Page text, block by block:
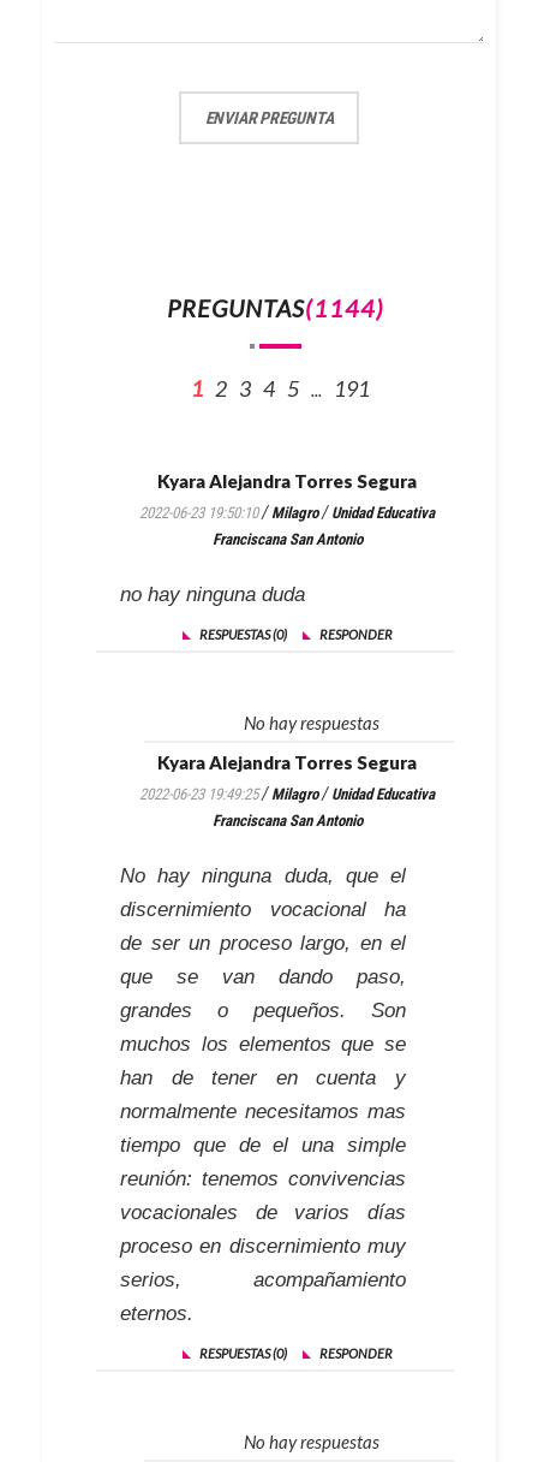
ENVIAR PREGUNTA
PREGUNTAS(1144)
1 2 3 4 5 ... 191
Kyara Alejandra Torres Segura
2022-06-23 19:50:10/Milagro/ Unidad Educativa
Franciscana San Antonio
no hay ninguna duda
RESPUESTAS (0) RESPONDER
No hay respuestas
Kyara Alejandra Torres Segura
2022-06-23 19:49:25/Milagro/ Unidad Educativa
Franciscana San Antonio
No hay ninguna duda, que el
discernimiento vocacional ha
de ser un proceso largo, en el
que se van dando paso,
grandes o pequeños. Son
muchos los elementos que se
han de tener en cuenta y
normalmente necesitamos mas
tiempo que de el una simple
reunión: tenemos convivencias
vocacionales de varios días
proceso en discernimiento muy
serios, acompañamiento
eternos.
RESPUESTAS (0) RESPONDER
No hay respuestas